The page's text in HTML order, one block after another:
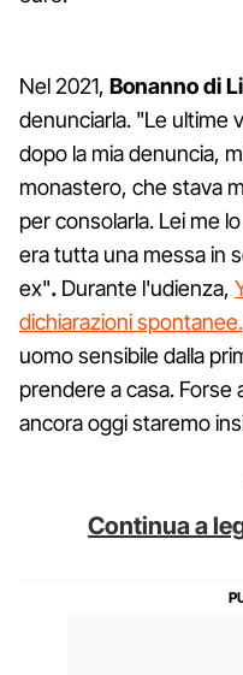
Nel 2021, Bonanno di
denunciarla. "Le ultime
dopo la mia denuncia,
monastero, che stava
per consolarla. Lei me
era tutta una messa in
ex". Durante l'udienza,
dichiarazioni spontanee.
uomo sensibile dalla
prendere a casa. Forse
ancora oggi staremo
Continua a